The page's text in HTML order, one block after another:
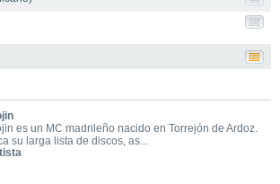
es un MC madrileño nacido en Torrejón de Ardoz.
su larga lista de discos, as...